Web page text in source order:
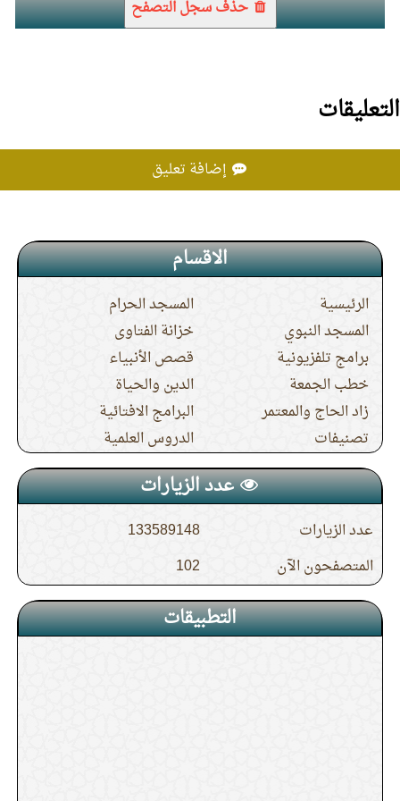
13. حكم الزفة في حفلات الأعراس
15. المشاكل المالية لا تجيز قطيعة الرحم
حذف سجل التصفح
التعليقات
إضافة تعليق
الاقسام
الرئيسية
المسجد الحرام
المسجد النبوي
خزانة الفتاوى
برامج تلفزيونية
قصص الأنبياء
خطب الجمعة
الدين والحياة
زاد الحاج والمعتمر
البرامج الافتائية
تصنيفات
الدروس العلمية
عدد الزيارات
عدد الزيارات
133589148
المتصفحون الآن
102
التطبيقات